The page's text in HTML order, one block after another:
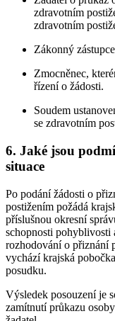
zdravotním
zdravotním
Zákonný
Zmocněnec,
řízení o žádosti.
Soudem
se zdravotním
6. Jaké jsou
situace
Po podání žádosti o
postižením požádá
příslušnou okresní
schopnosti pohyblivosti
rozhodování o přiznání
vychází krajská
posudku.
Výsledek posouzení je
zamítnutí průkazu